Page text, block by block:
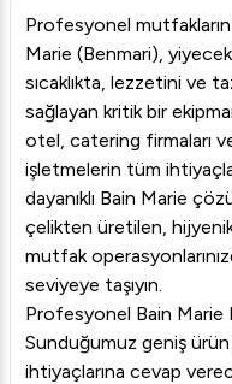
Profesyonel
Marie (Benmari),
sıcaklıkta, lezzetini ve
sağlayan kritik bir
otel, catering firmaları
işletmelerin tüm
dayanıklı Bain Marie
çelikten üretilen,
mutfak
seviyeye taşıyın.
Profesyonel Bain Marie
Sunduğumuz geniş
ihtiyaçlarına cevap